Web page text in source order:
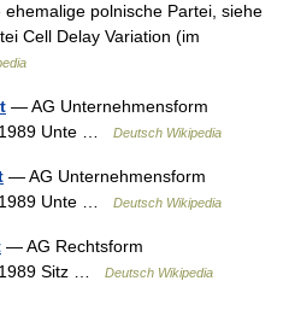
polnische Partei, siehe
Cell Delay Variation (im
— AG Unternehmensform
1989 Unte …
Deutsch Wikipedia
— AG Unternehmensform
1989 Unte …
Deutsch Wikipedia
— AG Rechtsform
1989 Sitz …
Deutsch Wikipedia